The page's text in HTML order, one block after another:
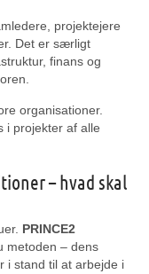
projektejere
Det er særligt
finans og
organisationer.
i projekter af alle
– hvad skal
PRINCE2
metoden – dens
i stand til at arbejde i